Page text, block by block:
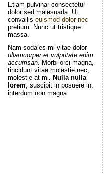
Etiam pulvinar consectetur
dolor sed malesuada. Ut
convallis euismod dolor nec
pretium. Nunc ut tristique
massa.
Nam sodales mi vitae dolor
ullamcorper et vulputate enim
accumsan. Morbi orci magna,
tincidunt vitae molestie nec,
molestie at mi. Nulla nulla
lorem, suscipit in posuere in,
interdum non magna.